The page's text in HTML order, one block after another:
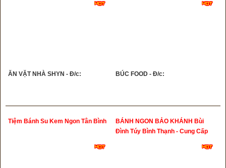
ĂN VẶT NHÀ SHYN - Đ/c: BÚC FOOD - Đ/c:
Tiệm Bánh Su Kem Ngon Tân Bình
BÁNH NGON BẢO KHÁNH Bùi
Đình Túy Bình Thạnh - Cung Cấp